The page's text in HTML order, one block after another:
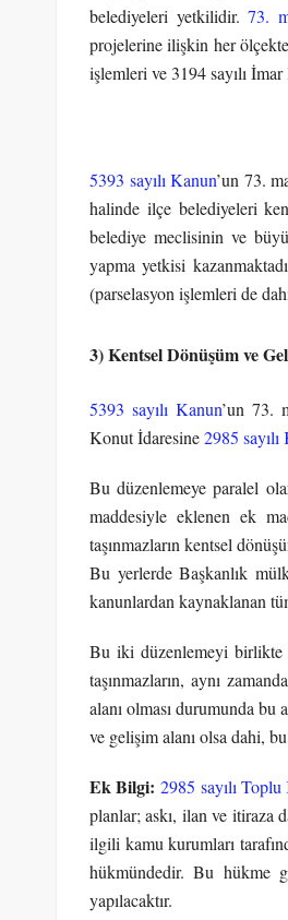
belediyeleri yetkilidir.73.
projelerine ilişkin her
işlemleri ve 3194 sayılı
5393 sayılı Kanun’un 73.
halinde ilçe belediyeleri
belediye meclisinin ve
yapma yetkisi
(parselasyon işlemleri de
3) Kentsel Dönüşüm ve
5393 sayılı Kanun’un 73.
Konut İdaresine2985 sayılı
Bu düzenlemeye paralel
maddesiyle eklenen ek
taşınmazların kentsel
Bu yerlerde Başkanlık
kanunlardan kaynaklanan
Bu iki düzenlemeyi birlikte
taşınmazların, aynı
alanı olması durumunda bu
ve gelişim alanı olsa dahi,
Ek Bilgi:2985 sayılı
planlar; askı, ilan ve itiraza
ilgili kamu kurumları
hükmündedir. Bu hükme
yapılacaktır.